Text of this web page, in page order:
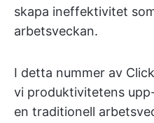
skapa ineffektivitet
arbetsveckan.
I detta nummer av
vi produktivitetens
en traditionell